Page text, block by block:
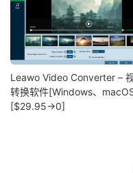
Leawo Video Converter –
转换软件[Windows、
[$29.95→0]